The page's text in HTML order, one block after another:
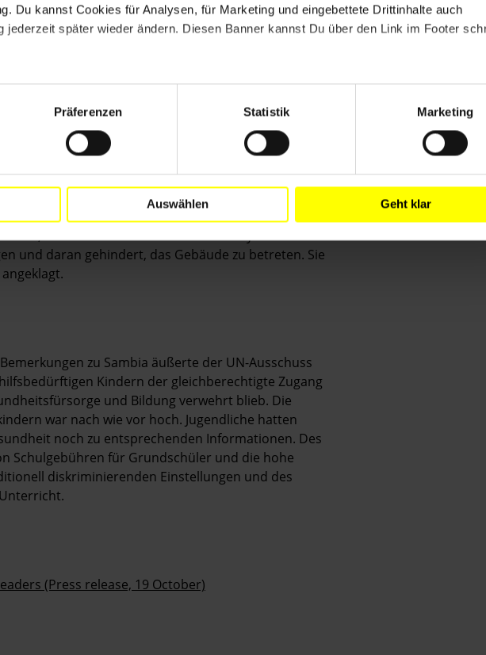
Du kannst Cookies für Analysen, für Marketing und eingebettete Drittinhalte auch
jederzeit später wieder ändern. Diesen Banner kannst Du über den Link im Footer
Präferenzen Statistik Marketing
Auswählen Geht klar
der Tageszeitung The Post
und ordnete die
der Eigentümer des Blattes, Fred M’membe, seine
Chefredakteur Joseph Mwenda von der Polizei
wegen Einbruchs in das Gebäude der Zeitung
die Lizenzen der drei unabhängigen
Die vier Mitarbeiter des Senders Muvi TVJohn
Mwenge, die zur Arbeit erschienen waren,
des Geländes unter Anklage gestellt. Die
wurde die Leiterin Lesa Kasoma Nyirenda am 5.
und daran gehindert, das Gebäude zu betreten. Sie
zu Sambia äußerte der UN-Ausschuss
Kindern der gleichberechtigte Zugang
und Bildung verwehrt blieb. Die
war nach wie vor hoch. Jugendliche hatten
noch zu entsprechenden Informationen. Des
Schulgebühren für Grundschüler und die hohe
diskriminierenden Einstellungen und des
(Press release, 19 October)